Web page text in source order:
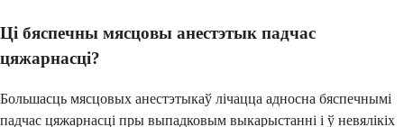
Ці бяспечны мясцовы анестэтык падчас
цяжарнасці?
Большасць мясцовых анестэтыкаў лічацца адносна бяспечнымі
падчас цяжарнасці пры выпадковым выкарыстанні і ў невялікіх